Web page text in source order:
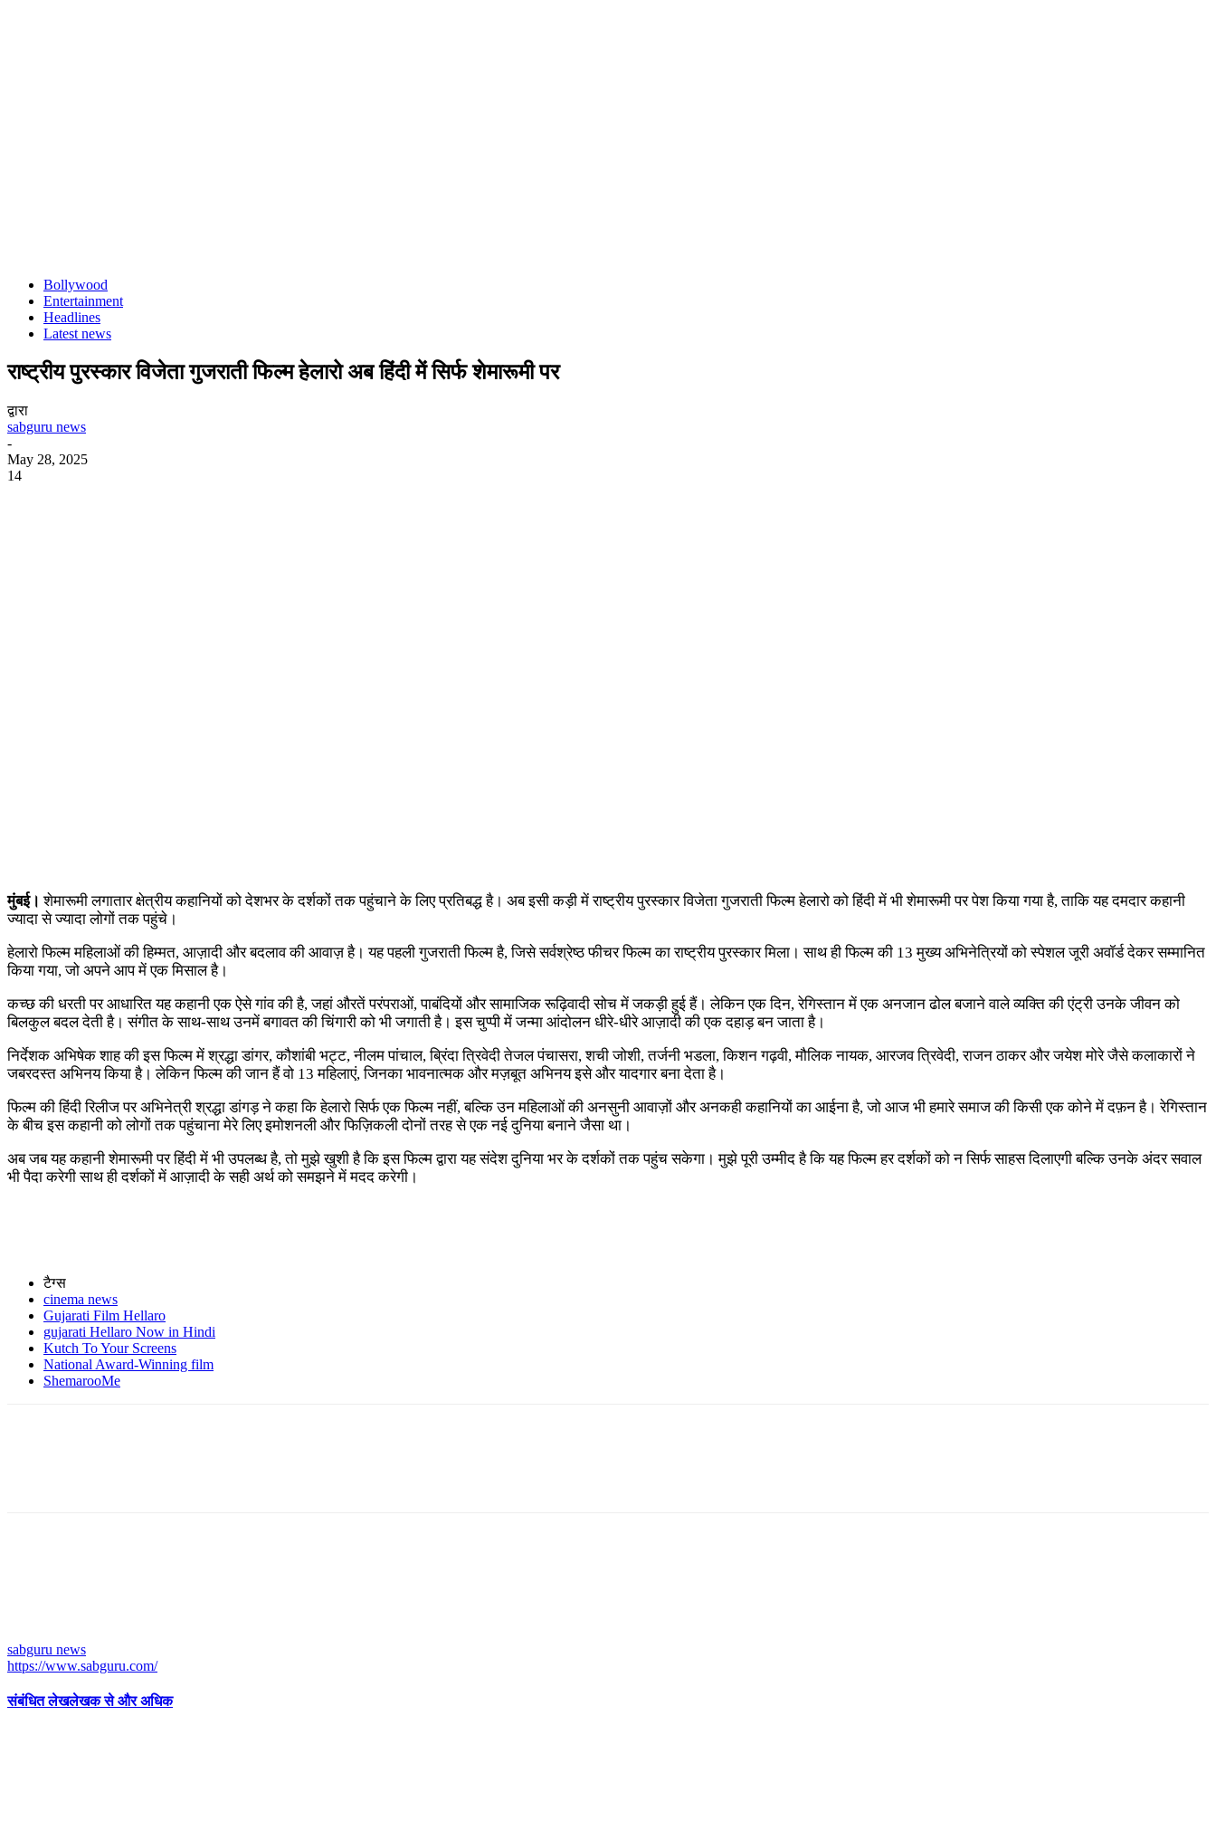
Bollywood
Entertainment
Headlines
Latest news
राष्ट्रीय पुरस्कार विजेता गुजराती फिल्म हेलारो अब हिंदी में सिर्फ शेमारूमी पर
द्वारा
sabguru news
-
May 28, 2025
14
मुंबई। शेमारूमी लगातार क्षेत्रीय कहानियों को देशभर के दर्शकों तक पहुंचाने के लिए प्रतिबद्ध है। अब इसी कड़ी में राष्ट्रीय पुरस्कार विजेता गुजराती फिल्म हेलारो को हिंदी में भी शेमारूमी पर पेश किया गया है, ताकि यह दमदार कहानी
ज्यादा से ज्यादा लोगों तक पहुंचे।
हेलारो फिल्म महिलाओं की हिम्मत, आज़ादी और बदलाव की आवाज़ है। यह पहली गुजराती फिल्म है, जिसे सर्वश्रेष्ठ फीचर फिल्म का राष्ट्रीय पुरस्कार मिला। साथ ही फिल्म की 13 मुख्य अभिनेत्रियों को स्पेशल जूरी अवॉर्ड देकर सम्मानित
किया गया, जो अपने आप में एक मिसाल है।
कच्छ की धरती पर आधारित यह कहानी एक ऐसे गांव की है, जहां औरतें परंपराओं, पाबंदियों और सामाजिक रूढ़िवादी सोच में जकड़ी हुई हैं। लेकिन एक दिन, रेगिस्तान में एक अनजान ढोल बजाने वाले व्यक्ति की एंट्री उनके जीवन को
बिलकुल बदल देती है। संगीत के साथ-साथ उनमें बगावत की चिंगारी को भी जगाती है। इस चुप्पी में जन्मा आंदोलन धीरे-धीरे आज़ादी की एक दहाड़ बन जाता है।
निर्देशक अभिषेक शाह की इस फिल्म में श्रद्धा डांगर, कौशांबी भट्ट, नीलम पांचाल, ब्रिंदा त्रिवेदी तेजल पंचासरा, शची जोशी, तर्जनी भडला, किशन गढ़वी, मौलिक नायक, आरजव त्रिवेदी, राजन ठाकर और जयेश मोरे जैसे कलाकारों ने
जबरदस्त अभिनय किया है। लेकिन फिल्म की जान हैं वो 13 महिलाएं, जिनका भावनात्मक और मज़बूत अभिनय इसे और यादगार बना देता है।
फिल्म की हिंदी रिलीज पर अभिनेत्री श्रद्धा डांगड़ ने कहा कि हेलारो सिर्फ एक फिल्म नहीं, बल्कि उन महिलाओं की अनसुनी आवाज़ों और अनकही कहानियों का आईना है, जो आज भी हमारे समाज की किसी एक कोने में दफ़न है। रेगिस्तान
के बीच इस कहानी को लोगों तक पहुंचाना मेरे लिए इमोशनली और फिज़िकली दोनों तरह से एक नई दुनिया बनाने जैसा था।
अब जब यह कहानी शेमारूमी पर हिंदी में भी उपलब्ध है, तो मुझे खुशी है कि इस फिल्म द्वारा यह संदेश दुनिया भर के दर्शकों तक पहुंच सकेगा। मुझे पूरी उम्मीद है कि यह फिल्म हर दर्शकों को न सिर्फ साहस दिलाएगी बल्कि उनके अंदर सवाल
भी पैदा करेगी साथ ही दर्शकों में आज़ादी के सही अर्थ को समझने में मदद करेगी।
टैग्स
cinema news
Gujarati Film Hellaro
gujarati Hellaro Now in Hindi
Kutch To Your Screens
National Award-Winning film
ShemarooMe
sabguru news
https://www.sabguru.com/
संबंधित लेखलेखक से और अधिक